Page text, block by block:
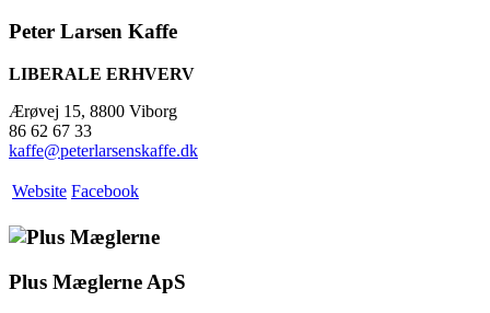
Peter Larsen Kaffe
LIBERALE ERHVERV
Ærøvej 15, 8800 Viborg
86 62 67 33
kaffe@peterlarsenskaffe.dk
Website Facebook
Plus Mæglerne ApS